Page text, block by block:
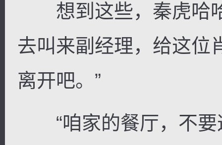
想到这些，秦虎哈
去叫来副经理，给这位
离开吧。”
“咱家的餐厅，不要